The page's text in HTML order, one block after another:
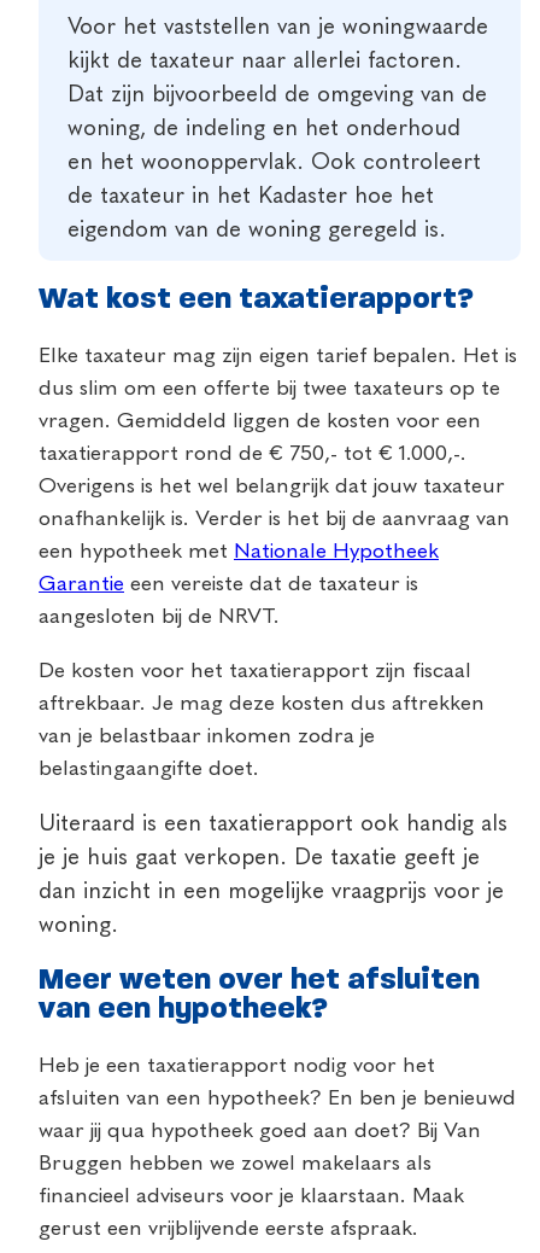
Voor het vaststellen van je woningwaarde
kijkt de taxateur naar allerlei factoren.
Dat zijn bijvoorbeeld de omgeving van de
woning, de indeling en het onderhoud
en het woonoppervlak. Ook controleert
de taxateur in het Kadaster hoe het
eigendom van de woning geregeld is.
Wat kost een taxatierapport?
Elke taxateur mag zijn eigen tarief bepalen. Het is
dus slim om een offerte bij twee taxateurs op te
vragen. Gemiddeld liggen de kosten voor een
taxatierapport rond de € 750,- tot € 1.000,-.
Overigens is het wel belangrijk dat jouw taxateur
onafhankelijk is. Verder is het bij de aanvraag van
een hypotheek met Nationale Hypotheek
Garantie een vereiste dat de taxateur is
aangesloten bij de NRVT.
De kosten voor het taxatierapport zijn fiscaal
aftrekbaar. Je mag deze kosten dus aftrekken
van je belastbaar inkomen zodra je
belastingaangifte doet.
Uiteraard is een taxatierapport ook handig als
je je huis gaat verkopen. De taxatie geeft je
dan inzicht in een mogelijke vraagprijs voor je
woning.
Meer weten over het afsluiten
van een hypotheek?
Heb je een taxatierapport nodig voor het
afsluiten van een hypotheek? En ben je benieuwd
waar jij qua hypotheek goed aan doet? Bij Van
Bruggen hebben we zowel makelaars als
financieel adviseurs voor je klaarstaan. Maak
gerust een vrijblijvende eerste afspraak.